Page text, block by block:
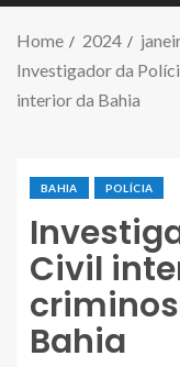
Home 2024
Investigador da
interior da Bahia
BAHIA POLÍCIA
Civil
Bahia